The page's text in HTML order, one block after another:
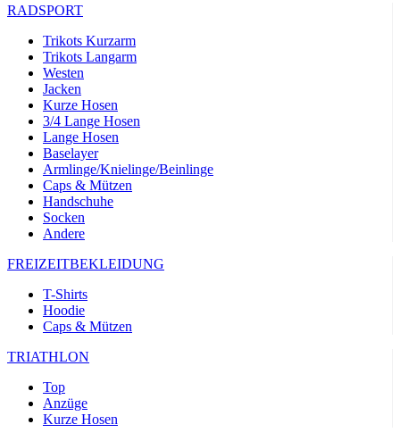
RADSPORT
Trikots Kurzarm
Trikots Langarm
Westen
Jacken
Kurze Hosen
3/4 Lange Hosen
Lange Hosen
Baselayer
Armlinge/Knielinge/Beinlinge
Caps & Mützen
Handschuhe
Socken
Andere
FREIZEITBEKLEIDUNG
T-Shirts
Hoodie
Caps & Mützen
TRIATHLON
Top
Anzüge
Kurze Hosen